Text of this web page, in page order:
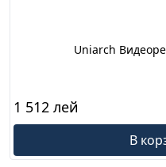
Uniarch
1 512 лей
В